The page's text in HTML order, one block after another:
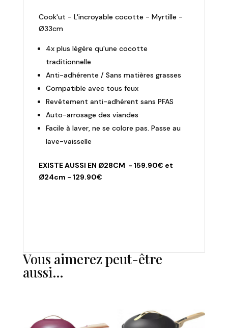
Myrtille"
Cook'ut - L'incroyable cocotte - Myrtille -
Ø33cm
4x plus légère qu'une cocotte
traditionnelle
Anti-adhérente / Sans matières grasses
Compatible avec tous feux
Revêtement anti-adhérent sans PFAS
Auto-arrosage des viandes
Facile à laver, ne se colore pas. Passe au
lave-vaisselle
EXISTE AUSSI EN Ø28CM - 159.90€ et
Ø24cm - 129.90€
Vous aimerez peut-être
aussi…